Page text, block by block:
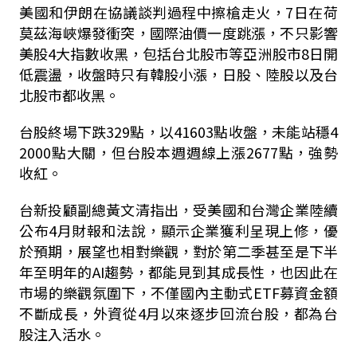
美國和伊朗在協議談判過程中擦槍走火， 7日在荷
莫茲海峽爆發衝突，國際油價一度跳漲，不只影響
美股4大指數收黑，包括台北股市等亞洲股市8日開
低震盪，收盤時只有韓股小漲，日股、陸股以及台
北股市都收黑。
台股終場下跌329點，以41603點收盤，未能站穩4
2000點大關，但台股本週週線上漲2677點，強勢
收紅。
台新投顧副總黃文清指出，受美國和台灣企業陸續
公布4月財報和法說，顯示企業獲利呈現上修，優
於預期，展望也相對樂觀，對於第二季甚至是下半
年至明年的AI趨勢，都能見到其成長性，也因此在
市場的樂觀氛圍下，不僅國內主動式ETF募資金額
不斷成長，外資從4月以來逐步回流台股，都為台
股注入活水。